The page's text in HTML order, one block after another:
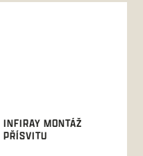
INFIRAY MONTÁŽ
PŘÍSVITU